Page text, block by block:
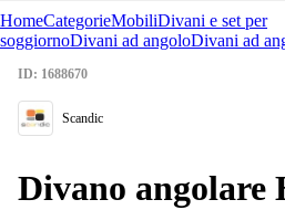
HomeCategorieMobiliDivani e set per
soggiornoDivani ad angoloDivani ad
ID: 1688670
Scandic
Divano angolare